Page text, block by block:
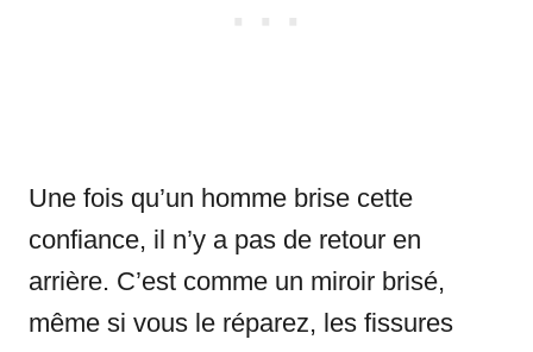
Une fois qu’un homme brise cette
confiance, il n’y a pas de retour en
arrière. C’est comme un miroir brisé,
même si vous le réparez, les fissures